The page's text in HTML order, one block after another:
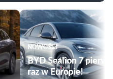
NOWOŚCI
BYD Sealion 7
raz w Europie!